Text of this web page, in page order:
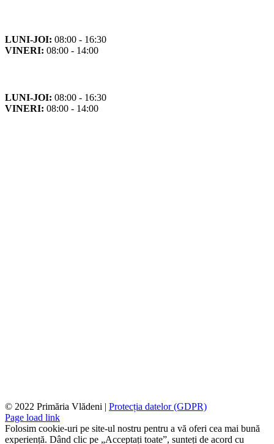
LUNI-JOI: 08:00 - 16:30
VINERI: 08:00 - 14:00
LUNI-JOI: 08:00 - 16:30
VINERI: 08:00 - 14:00
© 2022 Primăria Vlădeni | Protecția datelor (GDPR)
Page load link
Folosim cookie-uri pe site-ul nostru pentru a vă oferi cea mai bună
experiență. Dând clic pe „Acceptați toate”, sunteți de acord cu